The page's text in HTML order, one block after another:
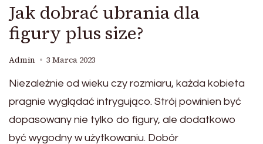
Jak dobrać ubrania dla
figury plus size?
Admin 3 Marca 2023
Niezależnie od wieku czy rozmiaru, każda kobieta
pragnie wyglądać intrygująco. Strój powinien być
dopasowany nie tylko do figury, ale dodatkowo
być wygodny w użytkowaniu. Dobór